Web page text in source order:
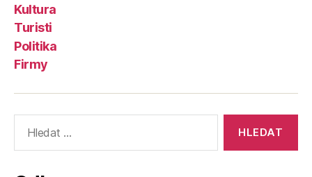
Kultura
Turisti
Politika
Firmy
vyhledávání: